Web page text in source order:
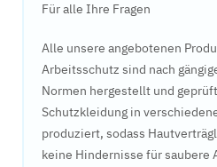
Für alle Ihre Fragen
Alle unsere angebotenen
Arbeitsschutz sind nach
Normen hergestellt und
Schutzkleidung in
produziert, sodass
keine Hindernisse für saubere